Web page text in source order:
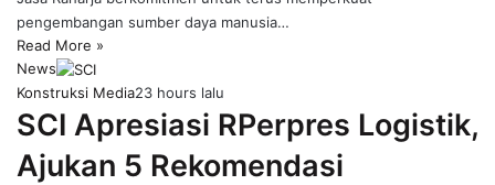
pengembangan sumber daya manusia…
Read More »
News
Konstruksi Media23 hours lalu
SCI Apresiasi RPerpres Logistik,
Ajukan 5 Rekomendasi